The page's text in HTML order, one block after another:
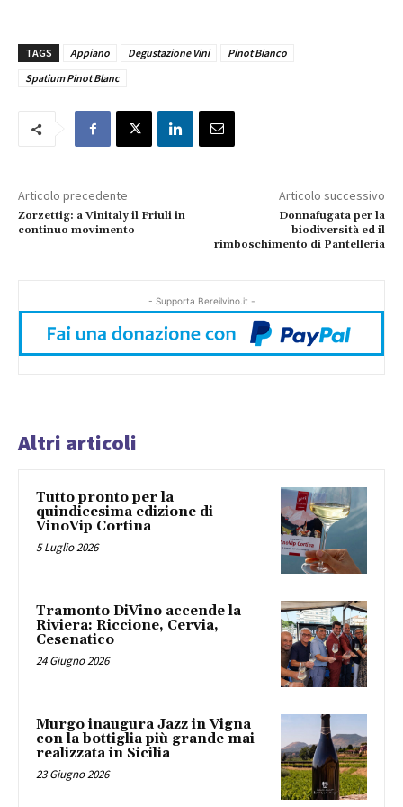
TAGS Appiano Degustazione Vini
Pinot Bianco
Spatium Pinot Blanc
Articolo precedente
Zorzettig: a Vinitaly il Friuli in
continuo movimento
Articolo successivo
Donnafugata per la
biodiversità ed il
rimboschimento di Pantelleria
- Supporta Bereilvino.it -
Altri articoli
Tutto pronto per la
quindicesima edizione di
VinoVip Cortina
5 Luglio 2026
Tramonto DiVino accende la
Riviera: Riccione, Cervia,
Cesenatico
24 Giugno 2026
Murgo inaugura Jazz in Vigna
con la bottiglia più grande mai
realizzata in Sicilia
23 Giugno 2026